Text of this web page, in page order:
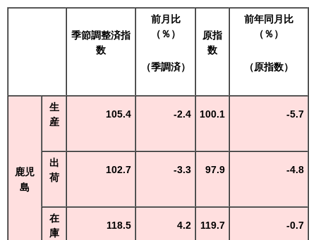
季節調整済指
数
前月比
（％）
（季調済）
原指
数
前年同月比
（％）
（原指数）
鹿児
島
生
産
105.4 -2.4 100.1 -5.7
出
荷
102.7 -3.3 97.9 -4.8
在
庫
118.5 4.2 119.7 -0.7